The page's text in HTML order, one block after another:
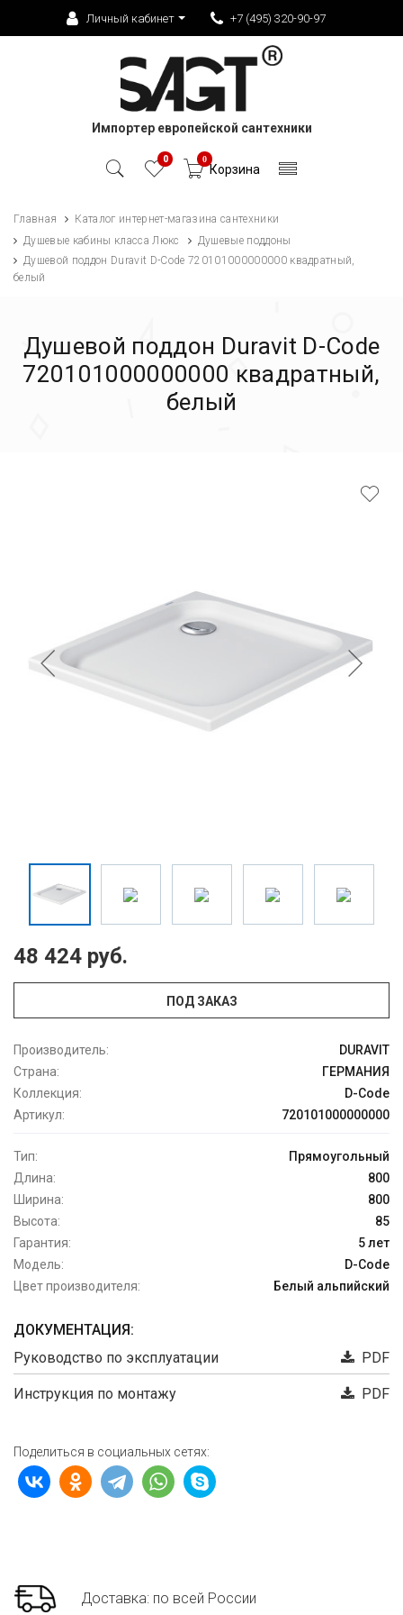
Личный кабинет +7 (495) 320-90-97
Импортер европейской сантехники
0 0
Корзина
Главная
Каталог интернет-магазина сантехники
Душевые кабины класса Люкс
Душевые поддоны
Душевой поддон Duravit D-Code 720101000000000 квадратный,
белый
Душевой поддон Duravit D-Code
720101000000000 квадратный,
белый
48 424 руб.
ПОД ЗАКАЗ
Производитель:
DURAVIT
Страна:
ГЕРМАНИЯ
Коллекция:
D-Code
Артикул:
720101000000000
Тип:
Прямоугольный
Длина:
800
Ширина:
800
Высота:
85
Гарантия:
5 лет
Модель:
D-Code
Цвет производителя:
Белый альпийский
ДОКУМЕНТАЦИЯ:
Руководство по эксплуатации
PDF
Инструкция по монтажу PDF
Поделиться в социальных сетях:
Доставка: по всей России